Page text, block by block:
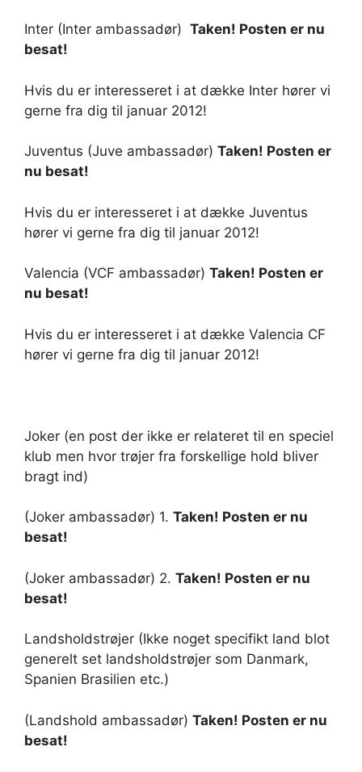
Inter (Inter ambassadør) Taken! Posten er nu
besat!
Hvis du er interesseret i at dække Inter hører vi
gerne fra dig til januar 2012!
Juventus (Juve ambassadør) Taken! Posten er
nu besat!
Hvis du er interesseret i at dække Juventus
hører vi gerne fra dig til januar 2012!
Valencia (VCF ambassadør) Taken! Posten er
nu besat!
Hvis du er interesseret i at dække Valencia CF
hører vi gerne fra dig til januar 2012!
Joker (en post der ikke er relateret til en speciel
klub men hvor trøjer fra forskellige hold bliver
bragt ind)
(Joker ambassadør) 1. Taken! Posten er nu
besat!
(Joker ambassadør) 2. Taken! Posten er nu
besat!
Landsholdstrøjer (Ikke noget specifikt land blot
generelt set landsholdstrøjer som Danmark,
Spanien Brasilien etc.)
(Landshold ambassadør) Taken! Posten er nu
besat!